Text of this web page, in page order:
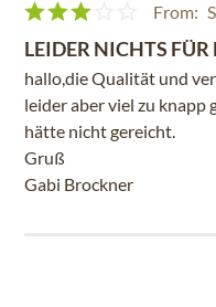
From:
LEIDER NICHTS
hallo,die Qualität und
leider aber viel zu knapp
hätte nicht gereicht.
Gruß
Gabi Brockner